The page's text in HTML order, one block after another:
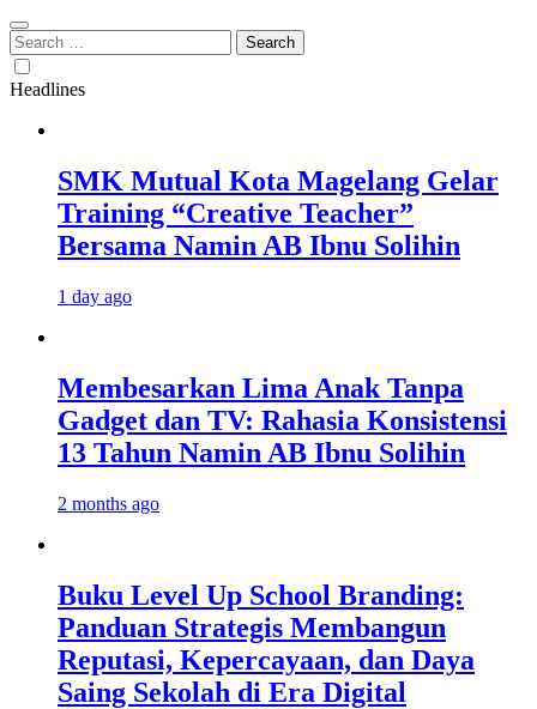
Search
for:
Headlines
SMK Mutual Kota Magelang Gelar
Training “Creative Teacher”
Bersama Namin AB Ibnu Solihin
1 day ago
Membesarkan Lima Anak Tanpa
Gadget dan TV: Rahasia Konsistensi
13 Tahun Namin AB Ibnu Solihin
2 months ago
Buku Level Up School Branding:
Panduan Strategis Membangun
Reputasi, Kepercayaan, dan Daya
Saing Sekolah di Era Digital